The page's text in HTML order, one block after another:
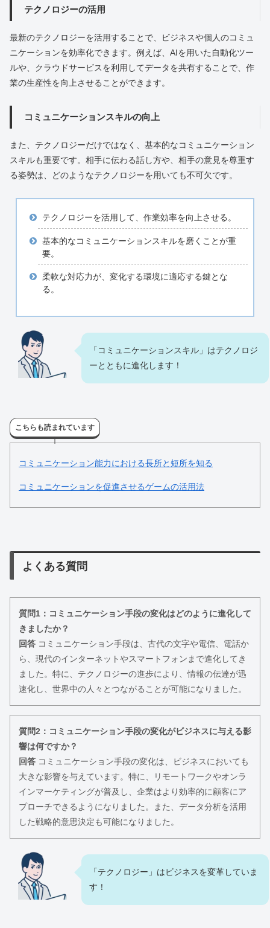
テクノロジーの活用
最新のテクノロジーを活用することで、ビジネスや個人のコミュ
ニケーションを効率化できます。例えば、AIを用いた自動化ツー
ルや、クラウドサービスを利用してデータを共有することで、作
業の生産性を向上させることができます。
コミュニケーションスキルの向上
また、テクノロジーだけではなく、基本的なコミュニケーション
スキルも重要です。相手に伝わる話し方や、相手の意見を尊重す
る姿勢は、どのようなテクノロジーを用いても不可欠です。
テクノロジーを活用して、作業効率を向上させる。
基本的なコミュニケーションスキルを磨くことが重
要。
柔軟な対応力が、変化する環境に適応する鍵とな
る。
「コミュニケーションスキル」はテクノロジ
ーとともに進化します！
こちらも読まれています
コミュニケーション能力における長所と短所を知る
コミュニケーションを促進させるゲームの活用法
よくある質問
質問1：コミュニケーション手段の変化はどのように進化して
きましたか？
回答 コミュニケーション手段は、古代の文字や電信、電話か
ら、現代のインターネットやスマートフォンまで進化してき
ました。特に、テクノロジーの進歩により、情報の伝達が迅
速化し、世界中の人々とつながることが可能になりました。
質問2：コミュニケーション手段の変化がビジネスに与える影
響は何ですか？
回答 コミュニケーション手段の変化は、ビジネスにおいても
大きな影響を与えています。特に、リモートワークやオンラ
インマーケティングが普及し、企業はより効率的に顧客にア
プローチできるようになりました。また、データ分析を活用
した戦略的意思決定も可能になりました。
「テクノロジー」はビジネスを変革していま
す！